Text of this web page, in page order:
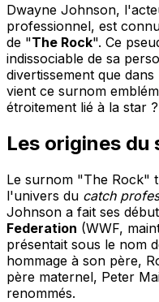
Dwayne Johnson,
professionnel, est
de "The Rock". Ce
indissociable de sa
divertissement que
vient ce surnom
étroitement lié à la star ?
Les origines du
Le surnom "The Rock"
l'univers du catch
Johnson a fait ses
Federation (WWF,
présentait sous le nom
hommage à son père,
père maternel, Peter
renommés.